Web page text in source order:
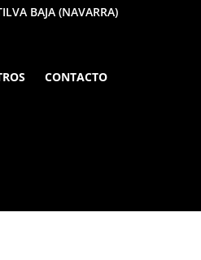
BAJA (NAVARRA)
CONTACTO